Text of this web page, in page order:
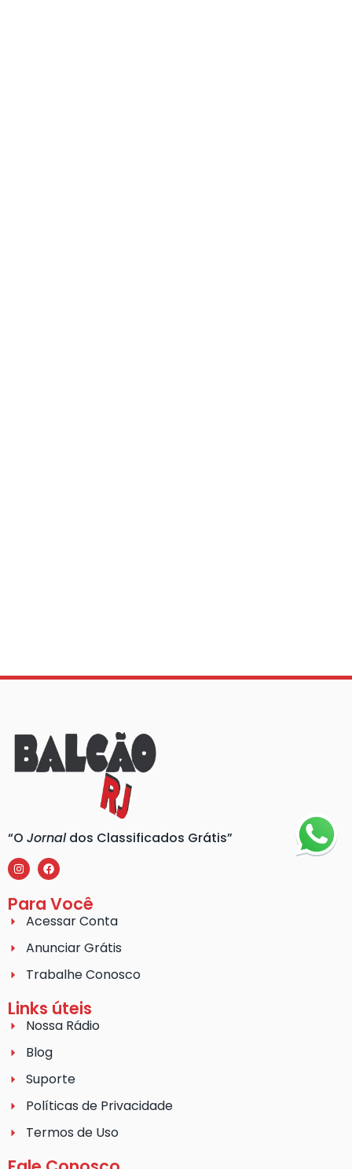
“O Jornaldos Classificados Grátis”
Para Você
Acessar Conta
Anunciar Grátis
Trabalhe Conosco
Links úteis
Nossa Rádio
Blog
Suporte
Políticas de Privacidade
Termos de Uso